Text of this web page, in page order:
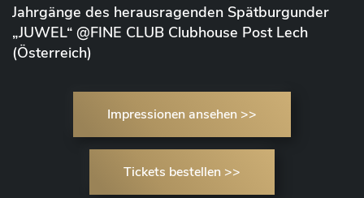
Jahrgänge des herausragenden Spätburgunder
„JUWEL“ @FINE CLUB Clubhouse Post Lech
(Österreich)
Impressionen ansehen >>
Tickets bestellen >>